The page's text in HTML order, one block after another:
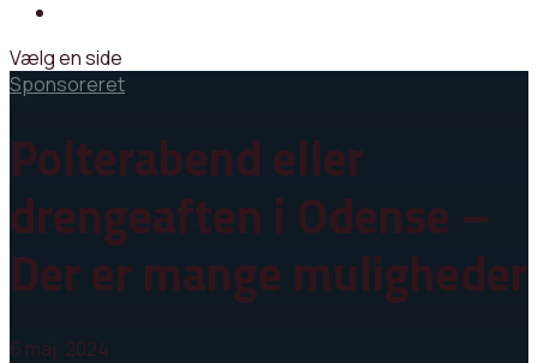
Vælg en side
Sponsoreret
Polterabend eller
drengeaften i Odense –
Der er mange muligheder
6 maj, 2024